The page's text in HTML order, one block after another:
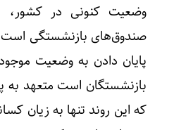
وضعیت کنونی در کشور،
صندوق‌های بازنشستگی
پایان دادن به وضعیت
بازنشستگان است متعهد به
که این روند تنها به زیان